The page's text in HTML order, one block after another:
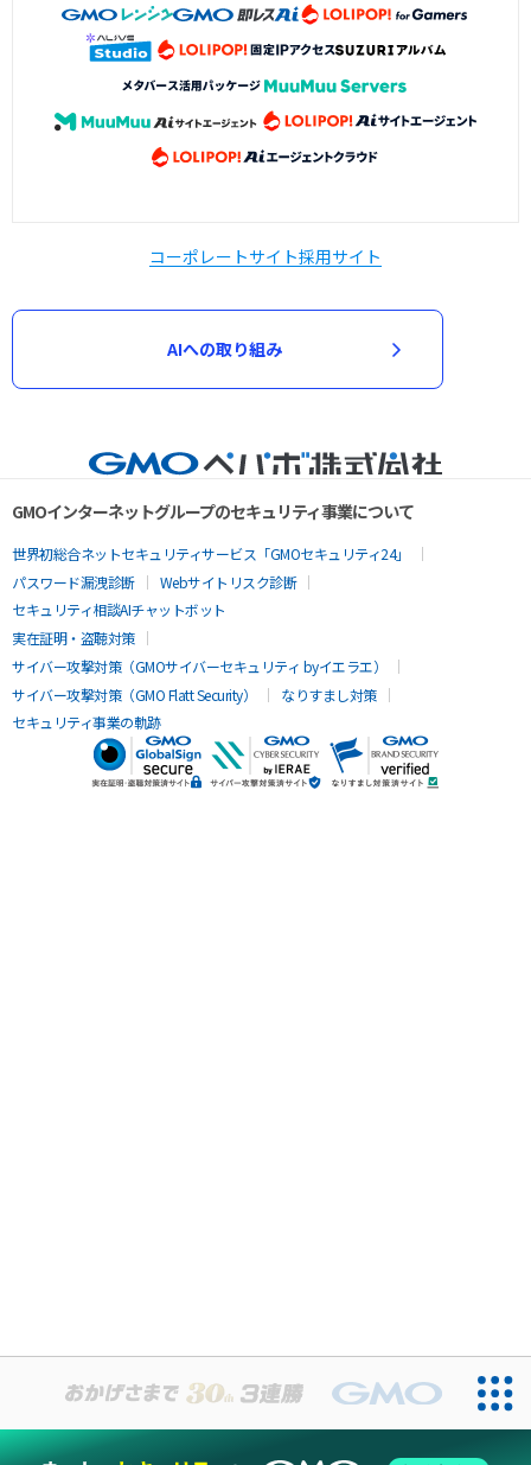
コーポレートサイト採用サイト
AIへの取り組み
GMOインターネットグループのセキュリティ事業について
世界初総合ネットセキュリティサービス「GMOセキュリティ24」
パスワード漏洩診断
Webサイトリスク診断
セキュリティ相談AIチャットボット
実在証明・盗聴対策
サイバー攻撃対策（GMOサイバーセキュリティ byイエラエ）
サイバー攻撃対策（GMO Flatt Security）
なりすまし対策
セキュリティ事業の軌跡